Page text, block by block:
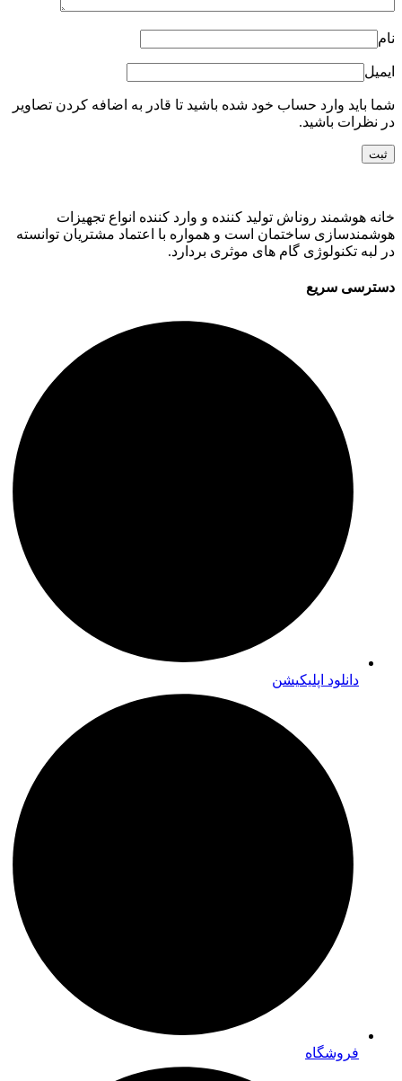
نام
ایمیل
شما باید وارد حساب خود شده باشید تا قادر به اضافه کردن تصاویر
در نظرات باشید.
خانه هوشمند روناش تولید کننده و وارد کننده انواع تجهیزات
هوشمندسازی ساختمان است و همواره با اعتماد مشتریان توانسته
در لبه تکنولوژی گام های موثری بردارد.
دسترسی سریع
دانلود اپلیکیشن
فروشگاه